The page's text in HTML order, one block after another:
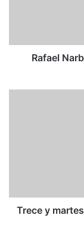
Javier
MaríasRafael
embarques
Trece y